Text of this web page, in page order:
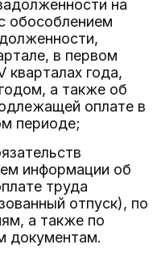
на
обособлением
в первом
кварталах года,
а также об
оплате в
периоде;
информации об
труда
отпуск), по
а также по
документам.